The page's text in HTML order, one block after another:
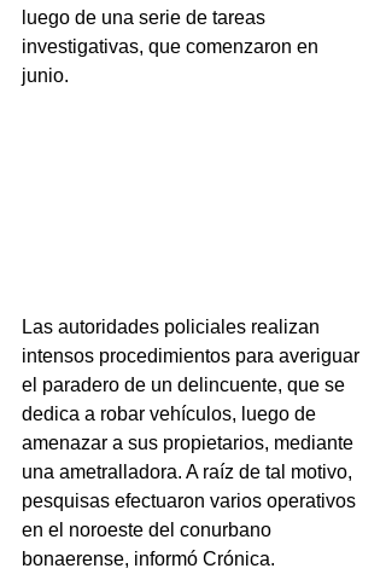
luego de una serie de tareas
investigativas, que comenzaron en
junio.
Las autoridades policiales realizan
intensos procedimientos para averiguar
el paradero de un delincuente, que se
dedica a robar vehículos, luego de
amenazar a sus propietarios, mediante
una ametralladora. A raíz de tal motivo,
pesquisas efectuaron varios operativos
en el noroeste del conurbano
bonaerense, informó Crónica.